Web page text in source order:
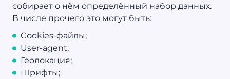
собирает о нём определённый набор данных.
В числе прочего это могут быть:
Cookies-файлы;
User-agent;
Геолокация;
Шрифты;